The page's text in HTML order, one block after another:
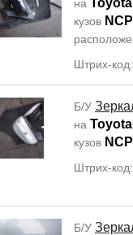
на
кузов
Штрих-
Б/У
на
кузов
Штрих-
Б/У